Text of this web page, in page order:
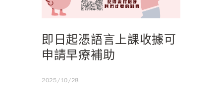
即日起憑語言上課收據可
申請早療補助
2025/10/28